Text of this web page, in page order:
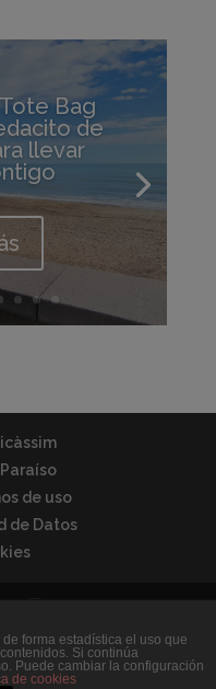
Bag
de
llevar
de uso
de Datos
los derechos
porDann Braun
forma estadística el uso que
Si continúa
Puede cambiar la configuración
de cookies